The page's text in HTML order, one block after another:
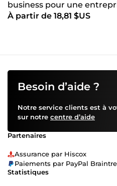
business pour une
À partir de 18,81 $US
Besoin d’aide ?
Notre service clients est à
sur notre centre d’aide
Partenaires
Assurance par Hiscox
Paiements par PayPal
Statistiques